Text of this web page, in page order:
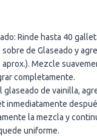
Rinde hasta 40
de Glaseado y
aprox.). Mezcle
completamente.
glaseado de vainilla,
inmediatamente
la mezcla y
uniforme.